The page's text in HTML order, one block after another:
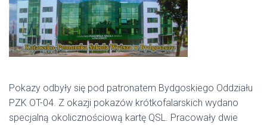
Pokazy odbyły się pod patronatem Bydgoskiego Oddziału
PZK OT-04. Z okazji pokazów krótkofalarskich wydano
specjalną okolicznościową kartę QSL. Pracowały dwie